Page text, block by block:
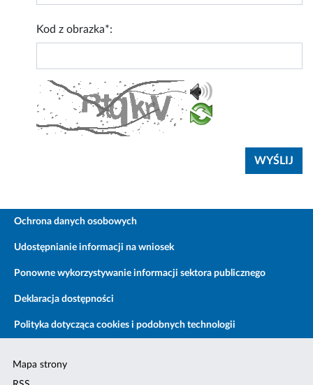
Kod z obrazka*:
Ochrona danych osobowych
Udostępnianie informacji na wniosek
Ponowne wykorzystywanie informacji sektora publicznego
Deklaracja dostępności
Polityka dotycząca cookies i podobnych technologii
Mapa strony